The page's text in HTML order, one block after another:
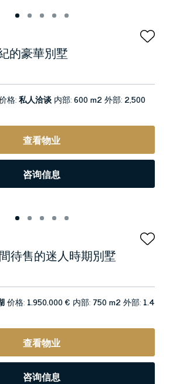
的豪華別墅
格:私人洽谈 内部:600 m2外部: 2,500
查看物业
咨询信息
待售的迷人時期別墅
价格: 1.950.000 € 内部: 750 m2外部: 1.4
查看物业
咨询信息